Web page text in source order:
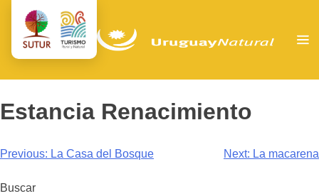
Estancia Renacimiento
Navegación
de
Previous: La Casa del Bosque Next: La macarena
Buscar